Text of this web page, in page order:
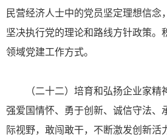
民营经济人士中的党员坚定理想信念
坚决执行党的理论和路线方针政策。
领域党建工作方式。
（二十二）培育和弘扬企业家
强爱国情怀、勇于创新、诚信守法、
际视野，敢闯敢干，不断激发创新活